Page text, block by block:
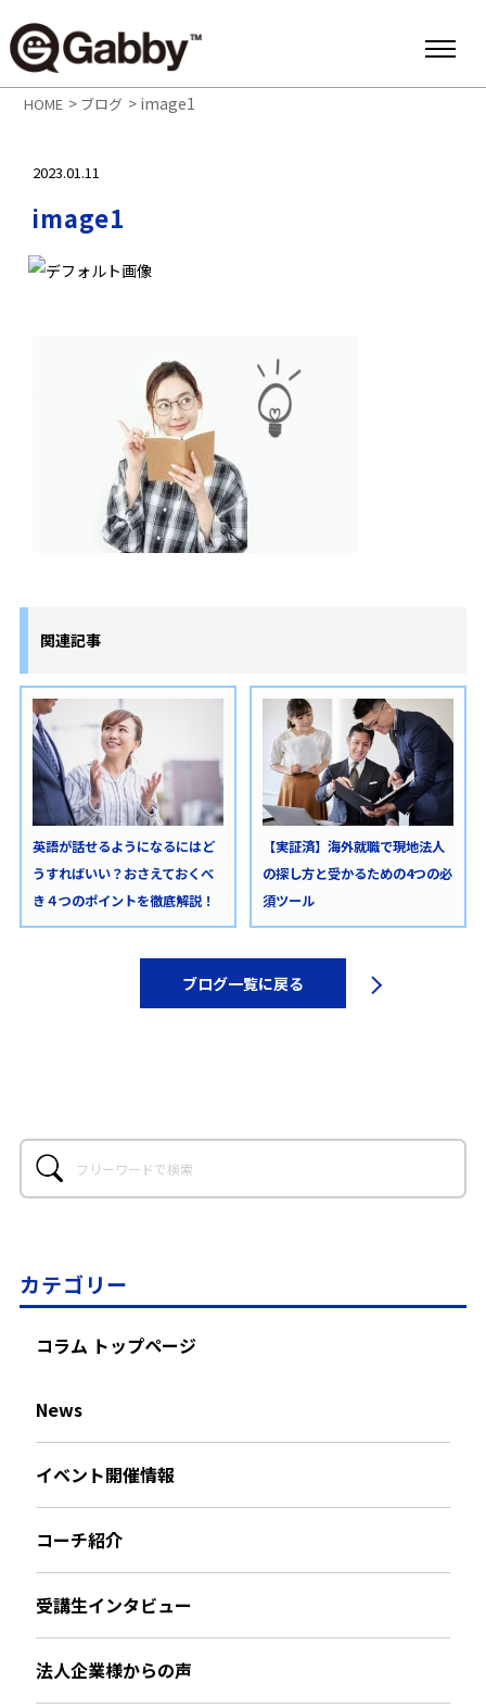
HOME > ブログ > image1
2023.01.11
image1
関連記事
英語が話せるようになるにはど
うすればいい？おさえておくべ
き４つのポイントを徹底解説！
【実証済】海外就職で現地法人
の探し方と受かるための4つの必
須ツール
ブログ一覧に戻る
カテゴリー
コラム トップページ
News
イベント開催情報
コーチ紹介
受講生インタビュー
法人企業様からの声